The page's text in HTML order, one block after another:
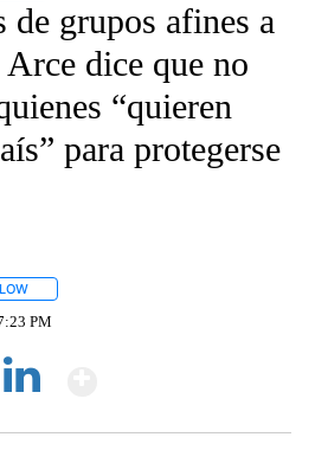
de grupos afines a
dice que no
“quieren
para protegerse
PM